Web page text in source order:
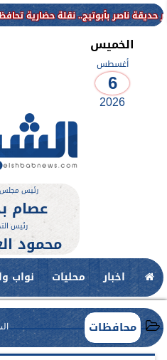
الخميس
أغسطس
6
2026
رئيس مجلس
عصام
رئيس
محمود
اخبار محليات نواب
محافظات